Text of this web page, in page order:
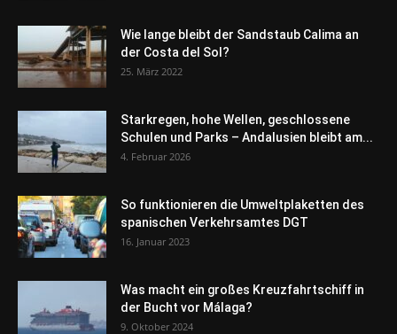
Wie lange bleibt der Sandstaub Calima an
der Costa del Sol?
25. März 2022
Starkregen, hohe Wellen, geschlossene
Schulen und Parks – Andalusien bleibt am...
4. Februar 2026
So funktionieren die Umweltplaketten des
spanischen Verkehrsamtes DGT
16. Januar 2023
Was macht ein großes Kreuzfahrtschiff in
der Bucht vor Málaga?
9. Oktober 2024